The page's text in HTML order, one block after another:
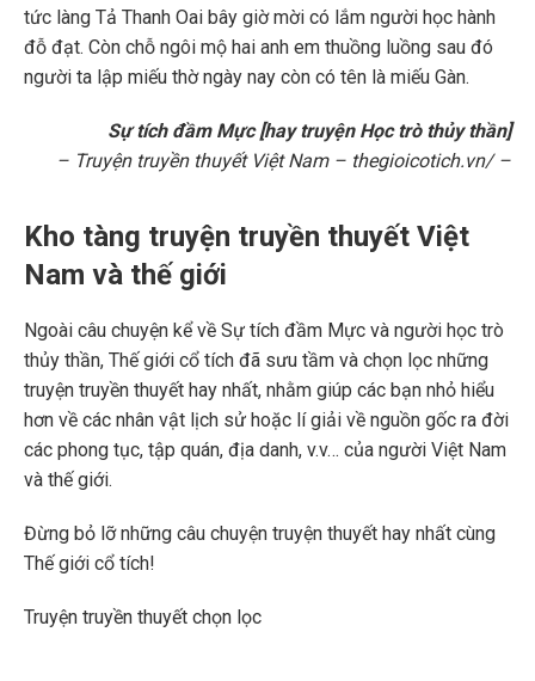
tức làng Tả Thanh Oai bây giờ mời có lắm người học hành
đỗ đạt. Còn chỗ ngôi mộ hai anh em thuồng luồng sau đó
người ta lập miếu thờ ngày nay còn có tên là miếu Gàn.
Sự tích đầm Mực [hay truyện Học trò thủy thần]
– Truyện truyền thuyết Việt Nam – thegioicotich.vn/ –
Kho tàng truyện truyền thuyết Việt
Nam và thế giới
Ngoài câu chuyện kể về Sự tích đầm Mực và người học trò
thủy thần, Thế giới cổ tích đã sưu tầm và chọn lọc những
truyện truyền thuyết hay nhất, nhằm giúp các bạn nhỏ hiểu
hơn về các nhân vật lịch sử hoặc lí giải về nguồn gốc ra đời
các phong tục, tập quán, địa danh, v.v… của người Việt Nam
và thế giới.
Đừng bỏ lỡ những câu chuyện truyện thuyết hay nhất cùng
Thế giới cổ tích!
Truyện truyền thuyết chọn lọc